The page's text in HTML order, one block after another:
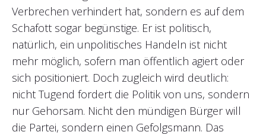
Verbrechen verhindert hat, sondern es auf dem
Schafott sogar begünstige. Er ist politisch,
natürlich, ein unpolitisches Handeln ist nicht
mehr möglich, sofern man öffentlich agiert oder
sich positioniert. Doch zugleich wird deutlich:
nicht Tugend fordert die Politik von uns, sondern
nur Gehorsam. Nicht den mündigen Bürger will
die Partei, sondern einen Gefolgsmann. Das